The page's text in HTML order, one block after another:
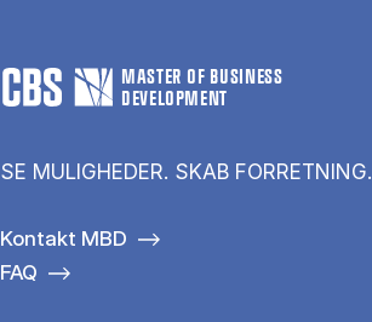
MASTER OF BUSINESS
DEVELOPMENT
SE MULIGHEDER. SKAB FORRETNING.
Kontakt MBD
FAQ